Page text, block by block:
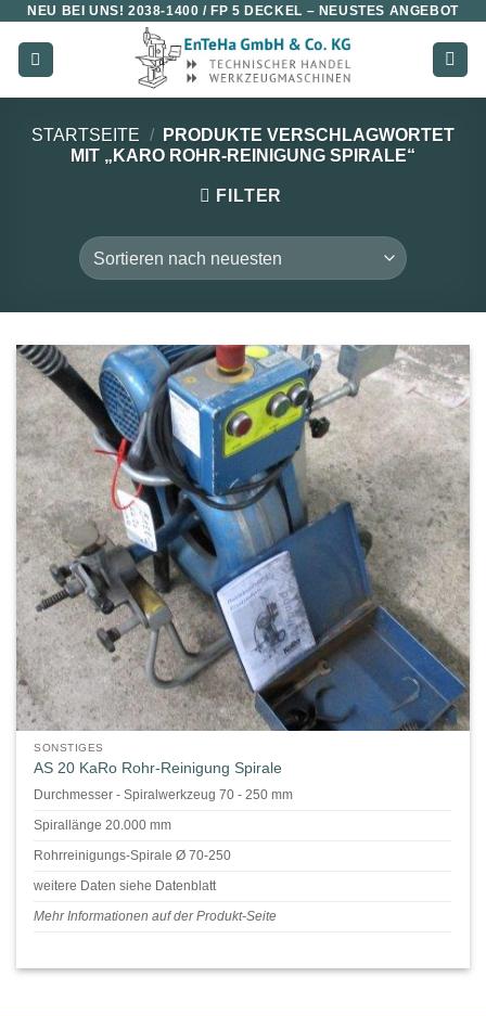
Zum
Inhalt
springen
NEU BEI UNS!2038-1400 / FP 5 DECKEL – NEUSTES ANGEBOT
STARTSEITE /
PRODUKTE VERSCHLAGWORTET
MIT „KARO ROHR-REINIGUNG SPIRALE“
FILTER
SONSTIGES
AS 20 KaRo Rohr-Reinigung Spirale
Durchmesser - Spiralwerkzeug 70 - 250 mm
Spirallänge 20.000 mm
Rohrreinigungs-Spirale Ø 70-250
weitere Daten siehe Datenblatt
Mehr Informationen auf der Produkt-Seite